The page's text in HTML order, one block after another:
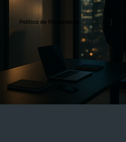
Política de Privacidade